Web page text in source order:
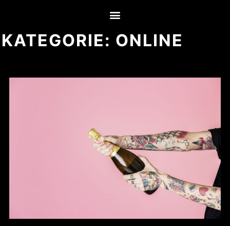
KATEGORIE: ONLINE